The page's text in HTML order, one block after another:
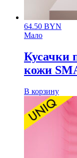
64.50 BYN
Мало
Кусачки
кожи
В корзину